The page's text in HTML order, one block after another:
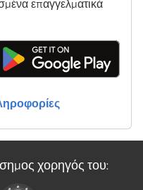
επαγγελματικά
χορηγός του: